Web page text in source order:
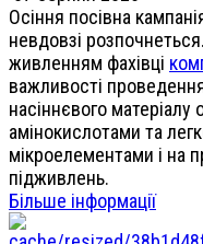
Осіння посівна
невдовзі
живленням фахівці
важливості
насіннєвого
амінокислотами та
мікроелементами і на
підживлень.
Більше інформації